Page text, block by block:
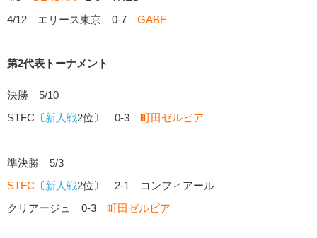
4/12 エリース東京 0-7 GABE
第2代表トーナメント
決勝 5/10
STFC〔新人戦2位〕 0-3 町田ゼルビア
準決勝 5/3
STFC 〔新人戦2位〕 2-1 コンフィアール
クリアージュ 0-3 町田ゼルビア